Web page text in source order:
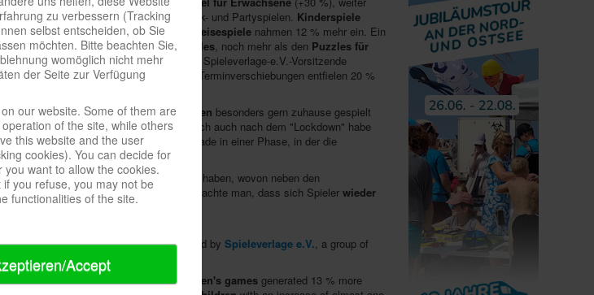
von "Exit"- bzw. "Escape"-Spielen, Logik- und Partyspielen. Kinderspiele
% mehr um, ebenso dieKartenspiele Reisespiele nahmen 12 % mehr ein. Ein
von 61 % gelangErwachsenenpuzzles, noch mehr als den Puzzles für
einer Steigerung um fast ein Fünftel; der Spieleverlage-e.V.-Vorsitzende
gewonnenwerden. Trotz vieler Kino-Terminverschiebungen entfielen 20 %
finden.
von Schulen und Kindergärten besonders gern zuhause gespielt
ins Internet verlegt worden. Doch auch nach dem "Lockdown" habe
davon seien verschoben worden. Gerade in einer Phase, in der die
gehören.
üblichen Jahreseinnahmen verloren haben, wovon neben den
profitierten. Allerdings beobachte man, dass sich Spieler wieder
ausbauten.
to the same period in 2019, as announced by Spieleverlage e.V., a group of
total German toy sales grew by 8 %
games, logic and party games.Children's games generated 13 % more
zu verbessern (Tracking
selbst entscheiden, ob Sie
möchten. Bitte beachten Sie,
womöglich nicht mehr
der Seite zur Verfügung
our website. Some of them are
of the site, while others
this website and the user
cookies). You can decide for
you want to allow the cookies.
you refuse, you may not be
functionalities of the site.
Accept